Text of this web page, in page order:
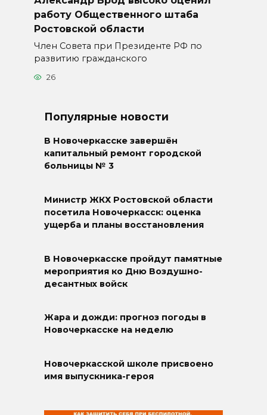
работу Общественного штаба
Ростовской области
Член Совета при Президенте РФ по
развитию гражданского
26
Популярные новости
В Новочеркасске завершён
капитальный ремонт городской
больницы № 3
Министр ЖКХ Ростовской области
посетила Новочеркасск: оценка
ущерба и планы восстановления
В Новочеркасске пройдут памятные
мероприятия ко Дню Воздушно-
десантных войск
Жара и дожди: прогноз погоды в
Новочеркасске на неделю
Новочеркасской школе присвоено
имя выпускника-героя